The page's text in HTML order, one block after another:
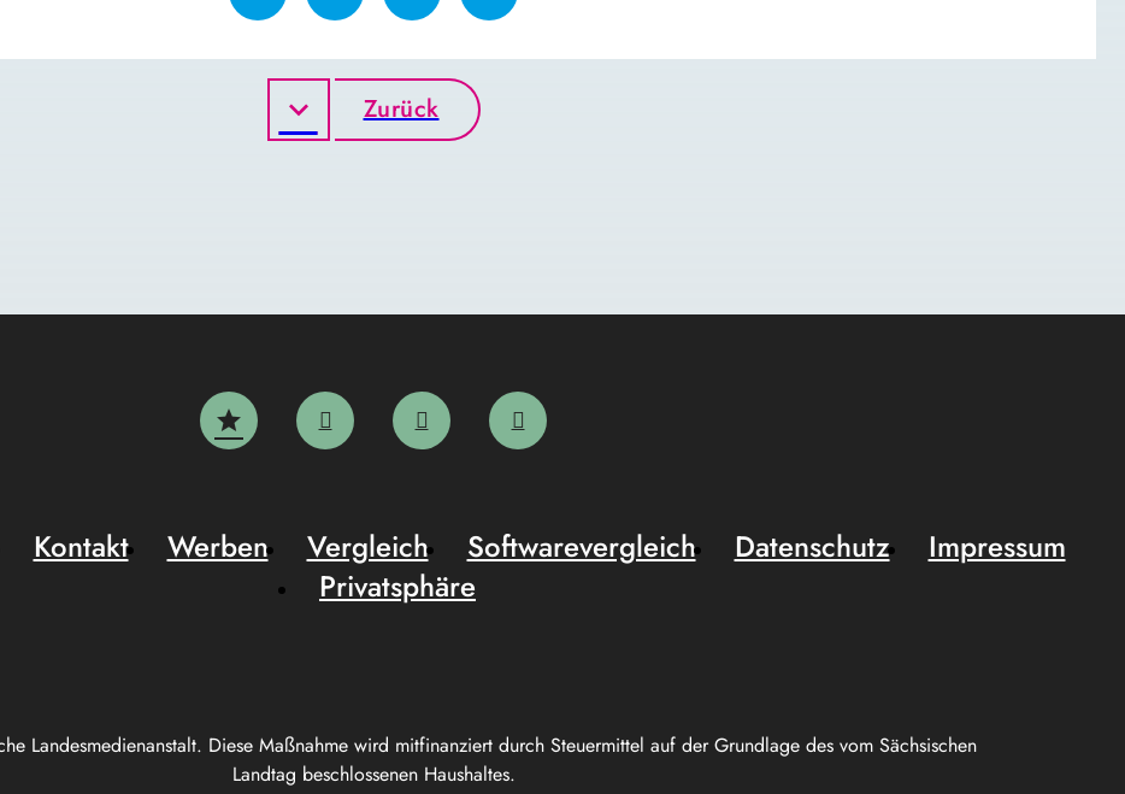
Zurück
Landesmedienanstalt. Diese Maßnahme wird mitfinanziert durch Steuermittel auf der Grundlage des vom Sächsischen
Landtag beschlossenen Haushaltes.
Kontakt Werben Vergleich Softwarevergleich Datenschutz
Impressum
Privatsphäre